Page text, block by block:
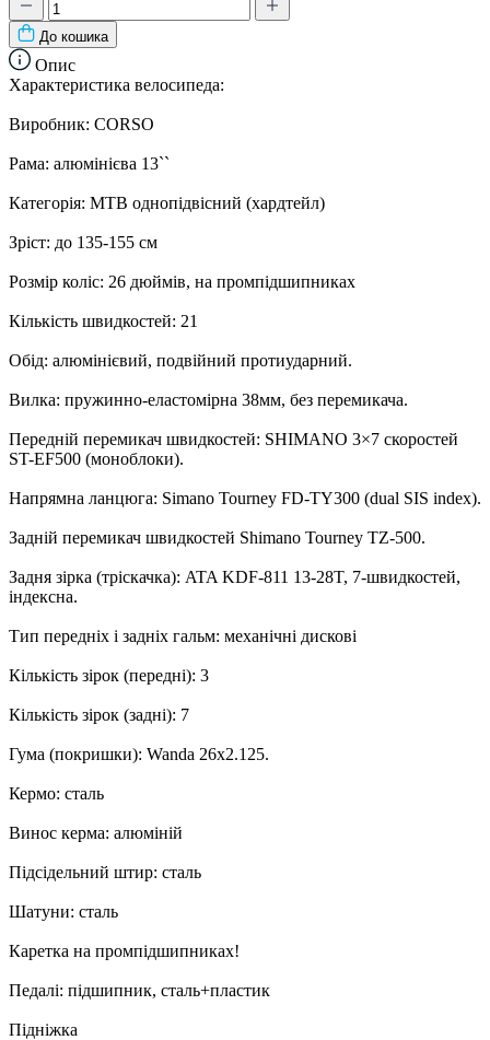
До кошика
Опис
Характеристика велосипеда:
Виробник: CORSO
Рама: алюмінієва 13``
Категорія: MTB однопідвісний (хардтейл)
Зріст: до 135-155 см
Розмір коліс: 26 дюймів, на промпідшипниках
Кількість швидкостей: 21
Обід: алюмінієвий, подвійний протиударний.
Вилка: пружинно-еластомірна 38мм, без перемикача.
Передній перемикач швидкостей: SHIMANO 3×7 скоростей
ST-EF500 (моноблоки).
Напрямна ланцюга: Simano Tourney FD-TY300 (dual SIS index).
Задній перемикач швидкостей Shimano Tourney TZ-500.
Задня зірка (тріскачка): ATA KDF-811 13-28T, 7-швидкостей,
індексна.
Тип передніх і задніх гальм: механічні дискові
Кількість зірок (передні): 3
Кількість зірок (задні): 7
Гума (покришки): Wanda 26x2.125.
Кермо: сталь
Винос керма: алюміній
Підсідельний штир: сталь
Шатуни: сталь
Каретка на промпідшипниках!
Педалі: підшипник, сталь+пластик
Підніжка